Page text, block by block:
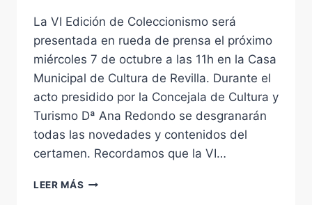
La VI Edición de Coleccionismo será
presentada en rueda de prensa el próximo
miércoles 7 de octubre a las 11h en la Casa
Municipal de Cultura de Revilla. Durante el
acto presidido por la Concejala de Cultura y
Turismo Dª Ana Redondo se desgranarán
todas las novedades y contenidos del
certamen. Recordamos que la VI…
LEER MÁS